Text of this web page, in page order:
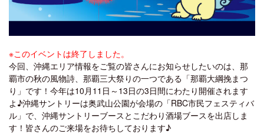
※このイベントは終了しました。
今回、沖縄エリア情報をご覧の皆さんにお知らせしたいのは、那
覇市の秋の風物詩、那覇三大祭りの一つである「那覇大綱挽まつ
り」です！今年は10月11日～13日の3日間にわたり開催されます
よ♪沖縄サントリーは奥武山公園が会場の「RBC市民フェスティバ
ル」で、沖縄サントリーブースとこだわり酒場ブースを出店しま
す！皆さんのご来場をお待ちしております♪